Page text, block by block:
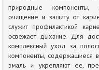
природные компоненты,
очищение и защиту от
служит профилактикой
освежает дыхание. Для
комплексный уход за
компоненты, содержащиеся
эмаль и укрепляют ее,